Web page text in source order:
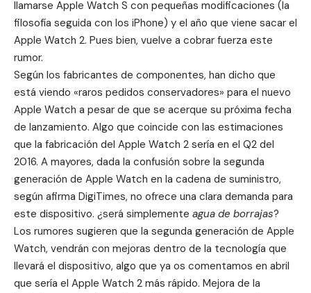
llamarse Apple Watch S con pequeñas modificaciones (la
filosofía seguida con los iPhone) y el año que viene sacar el
Apple Watch 2. Pues bien, vuelve a cobrar fuerza este
rumor.
Según los fabricantes de componentes, han dicho que
está viendo «raros pedidos conservadores» para el nuevo
Apple Watch a pesar de que se acerque su próxima fecha
de lanzamiento. Algo que coincide con las estimaciones
que la fabricación del Apple Watch 2 sería en el Q2 del
2016. A mayores, dada la confusión sobre la segunda
generación de Apple Watch en la cadena de suministro,
según afirma DigiTimes, no ofrece una clara demanda para
este dispositivo. ¿será simplemente agua de borrajas?
Los rumores sugieren que la segunda generación de Apple
Watch, vendrán con mejoras dentro de la tecnología que
llevará el dispositivo, algo que ya os comentamos en abril
que sería el Apple Watch 2 más rápido. Mejora de la